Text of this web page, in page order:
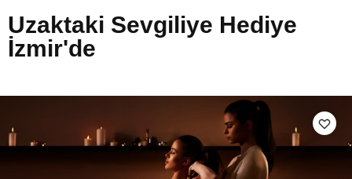
Uzaktaki Sevgiliye Hediye
İzmir'de